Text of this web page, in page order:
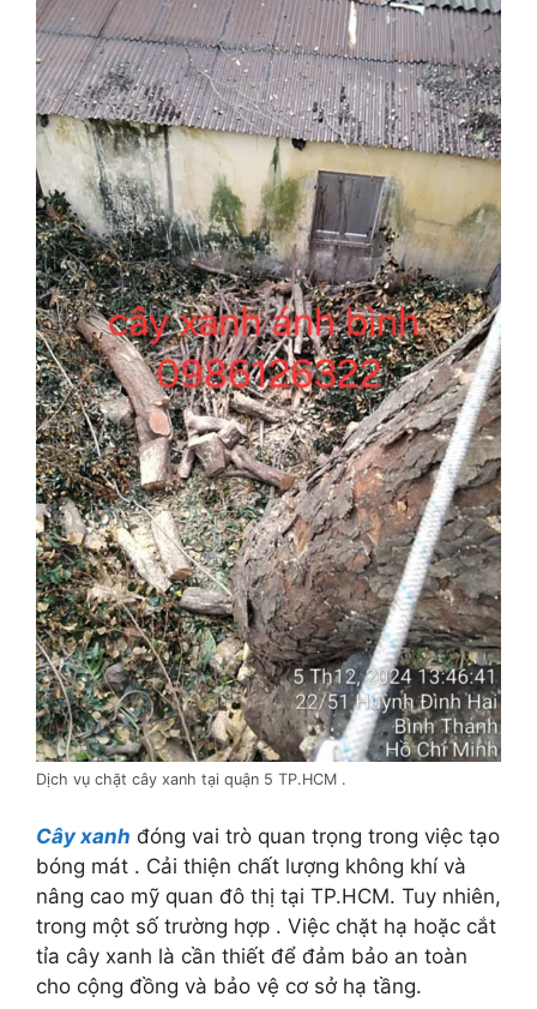
Dịch vụ chặt cây xanh tại quận 5 TP.HCM .
Cây xanh đóng vai trò quan trọng trong việc tạo
bóng mát . Cải thiện chất lượng không khí và
nâng cao mỹ quan đô thị tại TP.HCM. Tuy nhiên,
trong một số trường hợp . Việc chặt hạ hoặc cắt
tỉa cây xanh là cần thiết để đảm bảo an toàn
cho cộng đồng và bảo vệ cơ sở hạ tầng.